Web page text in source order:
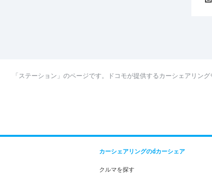
「ステーション」のページです。ドコモが提供するカーシェアリング
カーシェアリングのdカーシェア
クルマを探す